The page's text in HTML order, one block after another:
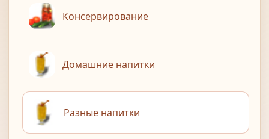
Консервирование
Домашние напитки
Разные напитки